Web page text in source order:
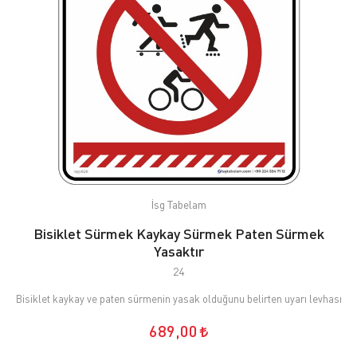
İsg Tabelam
Bisiklet Sürmek Kaykay Sürmek Paten Sürmek
Yasaktır
24
Bisiklet kaykay ve paten sürmenin yasak olduğunu belirten uyarı levhası
689,00